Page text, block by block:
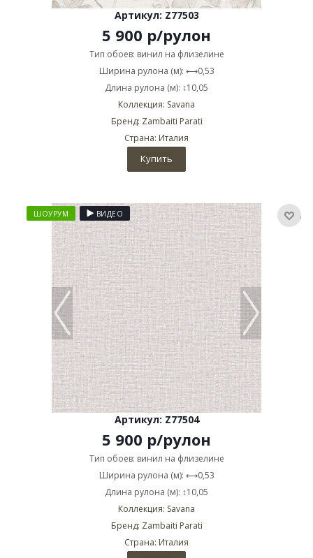
Артикул: Z77503
5 900 р/рулон
Тип обоев: винил на флизелине
Ширина рулона (м): ⟷0,53
Длина рулона (м): ↕10,05
Коллекция: Savana
Бренд: Zambaiti Parati
Страна: Италия
Купить
ШОУРУМ ВИДЕО
Артикул: Z77504
5 900 р/рулон
Тип обоев: винил на флизелине
Ширина рулона (м): ⟷0,53
Длина рулона (м): ↕10,05
Коллекция: Savana
Бренд: Zambaiti Parati
Страна: Италия